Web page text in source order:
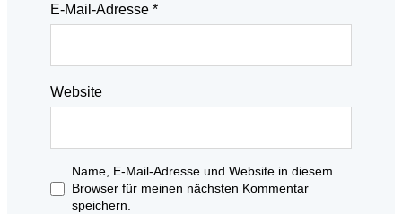
E-Mail-Adresse *
Website
Name, E-Mail-Adresse und Website in diesem
Browser für meinen nächsten Kommentar
speichern.